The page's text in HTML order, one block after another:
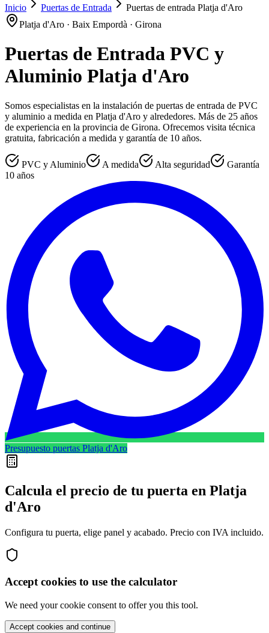
Inicio
Puertas de Entrada
Puertas de entrada Platja d'Aro
Platja d'Aro · Baix Empordà · Girona
Puertas de Entrada PVC y
Aluminio Platja d'Aro
Somos especialistas en la instalación de puertas de entrada de PVC
y aluminio a medida en Platja d'Aro y alrededores. Más de 25 años
de experiencia en la provincia de Girona. Ofrecemos visita técnica
gratuita, fabricación a medida y garantía de 10 años.
PVC y Aluminio A medida Alta seguridad
Garantía
10 años
Presupuesto puertas Platja d'Aro
Calcula el precio de tu puerta en Platja
d'Aro
Configura tu puerta, elige panel y acabado. Precio con IVA incluido.
Accept cookies to use the calculator
We need your cookie consent to offer you this tool.
Accept cookies and continue